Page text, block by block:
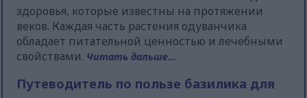
здоровья, которые известны на протяжении
веков. Каждая часть растения одуванчика
обладает питательной ценностью и лечебными
свойствами. Читать дальше...
Путеводитель по пользе базилика для